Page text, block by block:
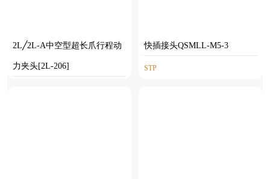
2L╱2L-A中空型超长爪行程动
力夹头[2L-206]
快插接头QSMLL-M5-3
STP